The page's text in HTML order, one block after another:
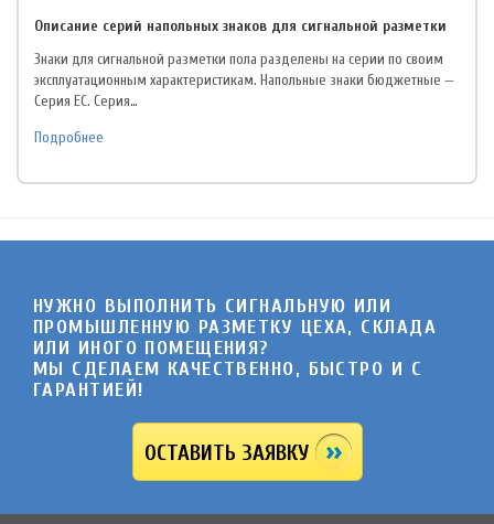
Описание серий напольных знаков для сигнальной разметки
Знаки для сигнальной разметки пола разделены на серии по своим
эксплуатационным характеристикам. Напольные знаки бюджетные —
Серия EC. Серия…
Подробнее
НУЖНО ВЫПОЛНИТЬ СИГНАЛЬНУЮ ИЛИ
ПРОМЫШЛЕННУЮ РАЗМЕТКУ ЦЕХА, СКЛАДА
ИЛИ ИНОГО ПОМЕЩЕНИЯ?
МЫ СДЕЛАЕМ КАЧЕСТВЕННО, БЫСТРО И C
ГАРАНТИЕЙ!
ОСТАВИТЬ ЗАЯВКУ